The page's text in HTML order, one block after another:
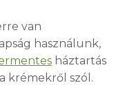
van
használunk,
háztartás
krémekről szól.